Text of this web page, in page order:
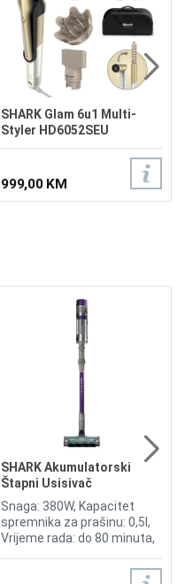
SHARK Glam 6u1 Multi-
Styler HD6052SEU
999,00 KM
SHARK Akumulatorski
Štapni Usisivač
PowerDetect IP1251EUT
Snaga: 380W, Kapacitet
spremnika za prašinu: 0,5l,
Vrijeme rada: do 80 minuta,
DirectionDetect, Anti Hair